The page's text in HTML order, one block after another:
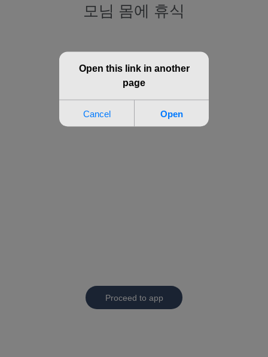
모님 몸에 휴식
Proceed to app